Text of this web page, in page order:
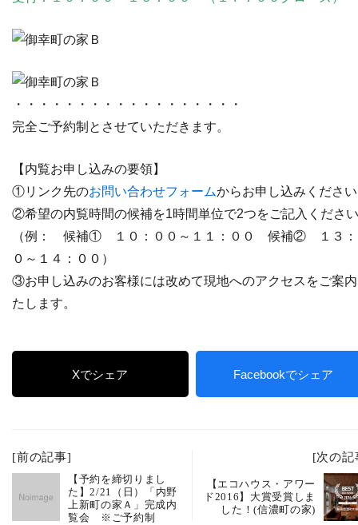
・・・・・・・・・・・・・・・・・・
完全ご予約制とさせていただきます。
【内覧お申し込みの要領】
①リンク先のお問い合わせフォームからお申し込みくださ
②希望の内覧時間の候補を1時間単位で2つをご記入くださ
（例： 候補① １０：００～１１：００ 候補② １３：
０～１４：００）
③お申し込みのお客様には改めて現地へのアクセスをご案
たします。
Xでシェア Facebookでシェア
[前の記事]
【予約を締切りまし
た】2/21（日）「内野
上新町の家Ａ」完成内
覧会 ※ご予約制
[次の記
【エコハウス・アワー
ド2016】大賞受賞しま
した！(信濃町の家)